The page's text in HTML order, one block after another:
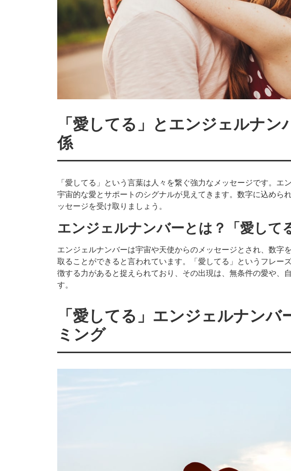
「愛してる」とエンジェルナン
係
「愛してる」という言葉は人々を繋ぐ強力なメッセージです。エ
宇宙的な愛とサポートのシグナルが見えてきます。数字に込めら
ッセージを受け取りましょう。
エンジェルナンバーとは？「愛して
エンジェルナンバーは宇宙や天使からのメッセージとされ、数字
取ることができると言われています。「愛してる」というフレー
徴する力があると捉えられており、その出現は、無条件の愛や、
す。
「愛してる」エンジェルナンバ
ミング